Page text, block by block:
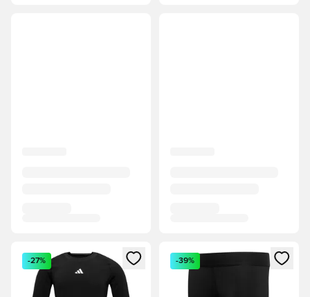
Åbner en Modal til at logge ind eller tilmelde dig som
-27%
Åbner en Modal til at logge
-39%